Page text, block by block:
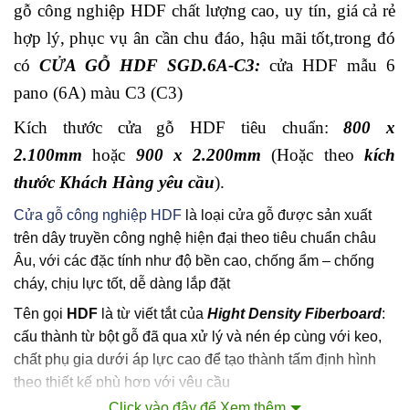
gỗ công nghiệp HDF chất lượng cao, uy tín, giá cả rẻ
hợp lý, phục vụ ân cần chu đáo, hậu mãi tốt,trong đó
có CỬA GỖ HDF SGD.6A-C3: cửa HDF mẫu 6
pano (6A) màu C3 (C3)
Kích thước cửa gỗ HDF tiêu chuẩn:800 x
2.100mm hoặc 900 x 2.200mm (Hoặc theokích
thước Khách Hàng yêu cầu).
Cửa gỗ công nghiệp HDF là loại cửa gỗ được sản xuất
trên dây truyền công nghệ hiện đại theo tiêu chuẩn châu
Âu, với các đặc tính như độ bền cao, chống ẩm – chống
cháy, chịu lực tốt, dễ dàng lắp đặt
Tên gọi HDF là từ viết tắt của Hight Density Fiberboard:
cấu thành từ bột gỗ đã qua xử lý và nén ép cùng với keo,
chất phụ gia dưới áp lực cao để tạo thành tấm định hình
theo thiết kế phù hợp với yêu cầu